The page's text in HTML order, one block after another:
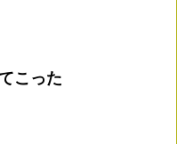
こった